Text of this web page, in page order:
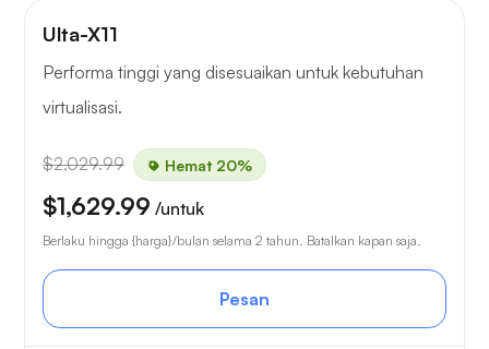
Ulta-X11
Performa tinggi yang disesuaikan untuk kebutuhan
virtualisasi.
$2,029.99 Hemat 20%
$1,629.99 /untuk
Berlaku hingga {harga}/bulan selama 2 tahun. Batalkan kapan saja.
Pesan